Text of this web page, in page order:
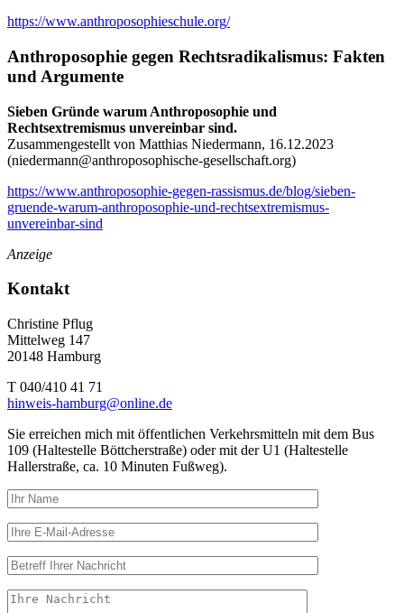
https://www.anthroposophieschule.org/
Anthroposophie gegen Rechtsradikalismus: Fakten
und Argumente
Sieben Gründe warum Anthroposophie und
Rechtsextremismus unvereinbar sind.
Zusammengestellt von Matthias Niedermann, 16.12.2023
(niedermann@anthroposophische-gesellschaft.org)
https://www.anthroposophie-gegen-rassismus.de/blog/sieben-
gruende-warum-anthroposophie-und-rechtsextremismus-
unvereinbar-sind
Anzeige
Kontakt
Christine Pflug
Mittelweg 147
20148 Hamburg
T 040/410 41 71
hinweis-hamburg@online.de
Sie erreichen mich mit öffentlichen Verkehrsmitteln mit dem Bus
109 (Haltestelle Böttcherstraße) oder mit der U1 (Haltestelle
Hallerstraße, ca. 10 Minuten Fußweg).